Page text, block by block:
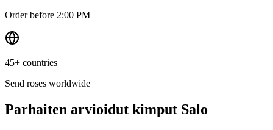
Order before 2:00 PM
45+ countries
Send roses worldwide
Parhaiten arvioidut kimput Salo